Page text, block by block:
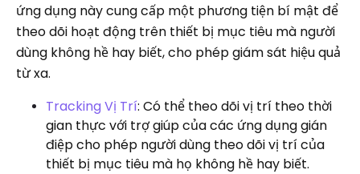
ứng dụng này cung cấp một phương tiện bí mật để
theo dõi hoạt động trên thiết bị mục tiêu mà người
dùng không hề hay biết, cho phép giám sát hiệu quả
từ xa.
Tracking Vị Trí: Có thể theo dõi vị trí theo thời
gian thực với trợ giúp của các ứng dụng gián
điệp cho phép người dùng theo dõi vị trí của
thiết bị mục tiêu mà họ không hề hay biết.